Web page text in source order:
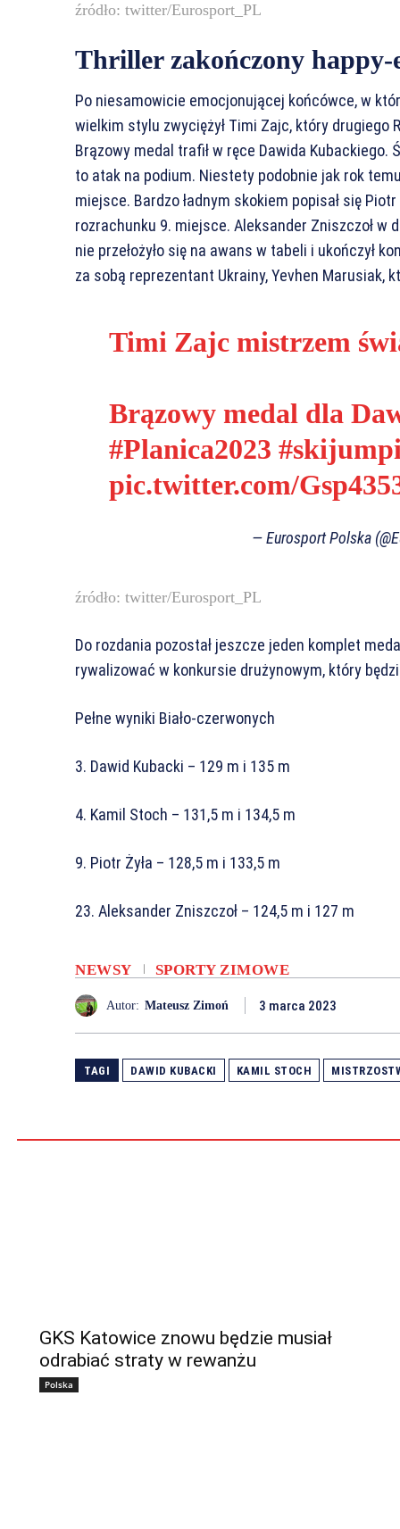
źródło: twitter/Eurosport_PL
Thriller zakończony happy-
Po niesamowicie emocjonującej końcówce, w
wielkim stylu zwyciężył Timi Zajc, który drugiego
Brązowy medal trafił w ręce Dawida Kubackiego.
to atak na podium. Niestety podobnie jak rok
miejsce. Bardzo ładnym skokiem popisał się
rozrachunku 9. miejsce. Aleksander Zniszczoł w
nie przełożyło się na awans w tabeli i ukończył
za sobą reprezentant Ukrainy, Yevhen Marusiak,
Timi Zajc mistrzem
Brązowy medal dla
#Planica2023
pic.twitter.com/
— Eurosport Polska
źródło: twitter/Eurosport_PL
Do rozdania pozostał jeszcze jeden komplet
rywalizować w konkursie drużynowym, który
Pełne wyniki Biało-czerwonych
3. Dawid Kubacki – 129 m i 135 m
4. Kamil Stoch – 131,5 m i 134,5 m
9. Piotr Żyła – 128,5 m i 133,5 m
23. Aleksander Zniszczoł – 124,5 m i 127 m
NEWSY SPORTY ZIMOWE
Autor: Mateusz Zimoń 3 marca 2023
TAGI DAWID KUBACKI KAMIL STOCH
GKS Katowice znowu będzie musiał
odrabiać straty w rewanżu
Polska